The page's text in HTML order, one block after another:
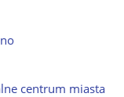
centrum miasta